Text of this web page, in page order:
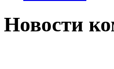
Новости